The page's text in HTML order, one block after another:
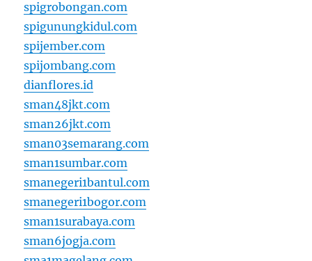
spigrobongan.com
spigunungkidul.com
spijember.com
spijombang.com
dianflores.id
sman48jkt.com
sman26jkt.com
sman03semarang.com
sman1sumbar.com
smanegeri1bantul.com
smanegeri1bogor.com
sman1surabaya.com
sman6jogja.com